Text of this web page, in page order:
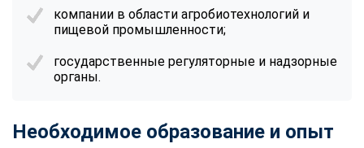
компании в области агробиотехнологий и
пищевой промышленности;
государственные регуляторные и надзорные
органы.
Необходимое образование и опыт
Свяжитесь с нами через любой удобный мессенджер!